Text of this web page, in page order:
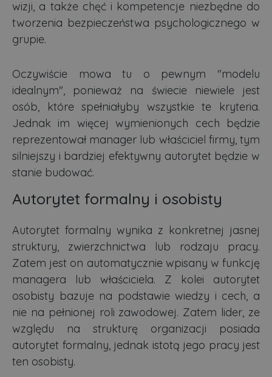
wizji, a także chęć i kompetencje niezbędne do
tworzenia bezpieczeństwa psychologicznego w
grupie.
Oczywiście mowa tu o pewnym "modelu
idealnym", ponieważ na świecie niewiele jest
osób, które spełniałyby wszystkie te kryteria.
Jednak im więcej wymienionych cech będzie
reprezentował manager lub właściciel firmy, tym
silniejszy i bardziej efektywny autorytet będzie w
stanie budować.
Autorytet formalny i osobisty
Autorytet formalny wynika z konkretnej jasnej
struktury, zwierzchnictwa lub rodzaju pracy.
Zatem jest on automatycznie wpisany w funkcję
managera lub właściciela. Z kolei autorytet
osobisty bazuje na podstawie wiedzy i cech, a
nie na pełnionej roli zawodowej. Zatem lider, ze
względu na strukturę organizacji posiada
autorytet formalny, jednak istotą jego pracy jest
ten osobisty.